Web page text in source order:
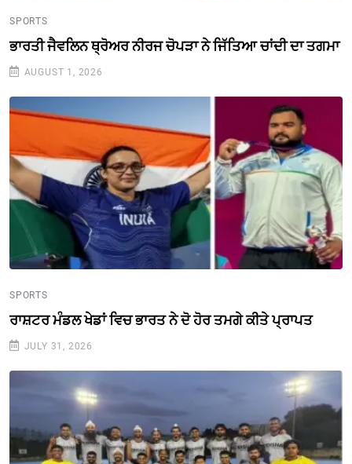
SPORTS
ਭਾਰਤੀ ਜੈਵਲਿਨ ਥ੍ਰੋਅਰ ਨੀਰਜ ਚੋਪੜਾ ਨੇ ਜਿੱਤਿਆ ਚਾਂਦੀ ਦਾ ਤਗਮਾ
AUGUST 1, 2026
SPORTS
ਰਾਸ਼ਟਰ ਮੰਡਲ ਖੇਡਾਂ ਵਿਚ ਭਾਰਤ ਨੇ ਦੋ ਹੋਰ ਤਮਗੇ ਕੀਤੇ ਪ੍ਰਾਪਤ
JULY 31, 2026